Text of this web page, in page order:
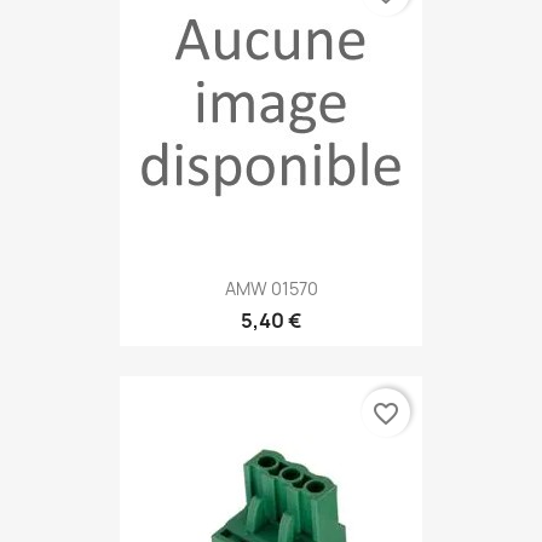
AMW 01570
5,40 €
favorite_border